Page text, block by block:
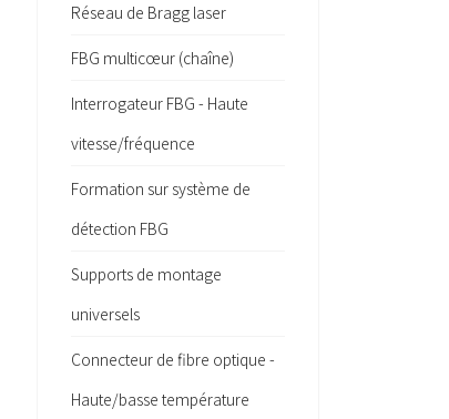
Réseau de Bragg laser
FBG multicœur (chaîne)
Interrogateur FBG - Haute
vitesse/fréquence
Formation sur système de
détection FBG
Supports de montage
universels
Connecteur de fibre optique -
Haute/basse température